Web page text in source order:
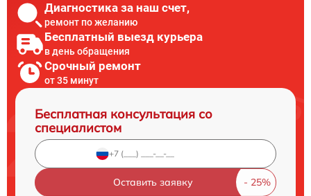
Диагностика за наш счет,
ремонт по желанию
Бесплатный выезд курьера
в день обращения
Срочный ремонт
от 35 минут
Бесплатная консультация со
специалистом
Оставить заявку